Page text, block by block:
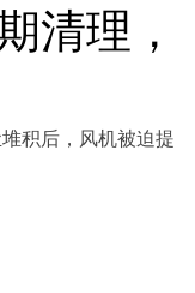
清理，
积后，风机被迫提